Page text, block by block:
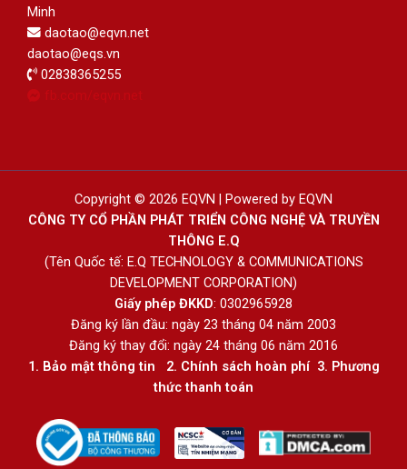
Minh
daotao@eqvn.net
daotao@eqs.vn
02838365255
fb.com/eqvn.net
Copyright © 2026 EQVN | Powered by EQVN
CÔNG TY CỔ PHẦN PHÁT TRIỂN CÔNG NGHỆ VÀ TRUYỀN
THÔNG E.Q
(Tên Quốc tế: E.Q TECHNOLOGY & COMMUNICATIONS
DEVELOPMENT CORPORATION)
Giấy phép ĐKKD: 0302965928
Đăng ký lần đầu: ngày 23 tháng 04 năm 2003
Đăng ký thay đổi: ngày 24 tháng 06 năm 2016
1. Bảo mật thông tin 2. Chính sách hoàn phí3. Phương
thức thanh toán